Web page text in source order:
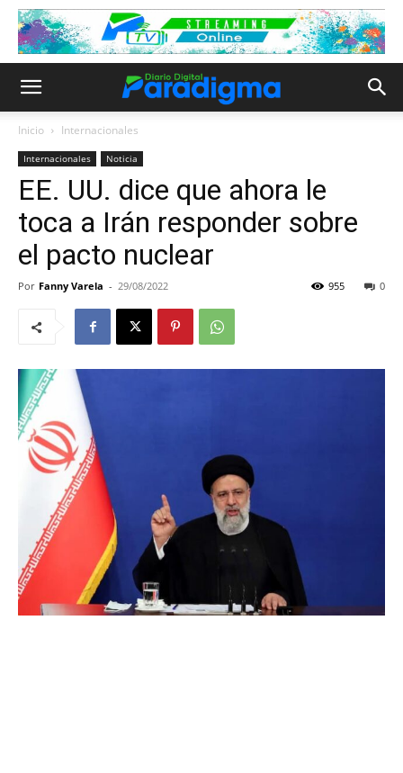
Inicio Internacionales
Internacionales Noticia
EE. UU. dice que ahora le
toca a Irán responder sobre
el pacto nuclear
Por Fanny Varela - 29/08/2022 0
955